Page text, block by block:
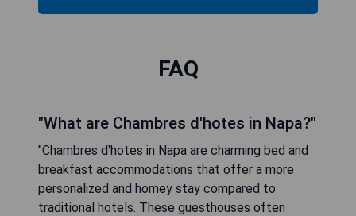
FAQ
"What are Chambres d'hotes in Napa?"
"Chambres d'hotes in Napa are charming bed and
breakfast accommodations that offer a more
personalized and homey stay compared to
traditional hotels. These guesthouses often